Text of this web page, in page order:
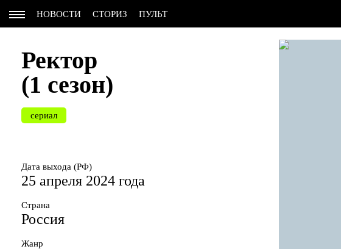
НОВОСТИ СТОРИЗ ПУЛЬТ
Ректор
(1 сезон)
сериал
Дата выхода (РФ)
25 апреля 2024 года
Страна
Россия
Жанр